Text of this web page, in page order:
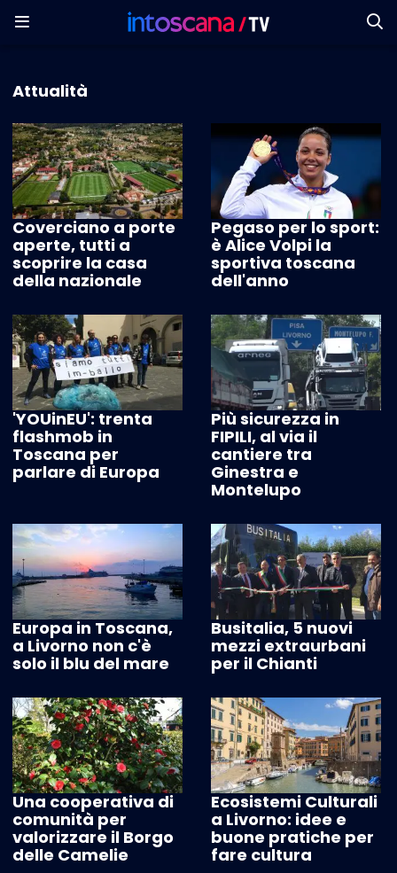
Attualità
Coverciano a porte
aperte, tutti a
scoprire la casa
della nazionale
Pegaso per lo sport:
è Alice Volpi la
sportiva toscana
dell'anno
'YOUinEU': trenta
flashmob in
Toscana per
parlare di Europa
Più sicurezza in
FIPILI, al via il
cantiere tra
Ginestra e
Montelupo
Europa in Toscana,
a Livorno non c'è
solo il blu del mare
Busitalia, 5 nuovi
mezzi extraurbani
per il Chianti
Una cooperativa di
comunità per
valorizzare il Borgo
delle Camelie
Ecosistemi Culturali
a Livorno: idee e
buone pratiche per
fare cultura